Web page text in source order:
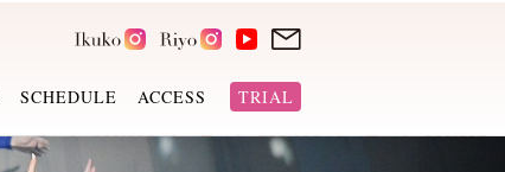
SCHEDULE ACCESS TRIAL